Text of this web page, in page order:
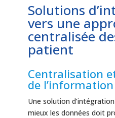
Solutions
vers une
centralisée
patient
Centralisation
de
Une solution
mieux les données doit